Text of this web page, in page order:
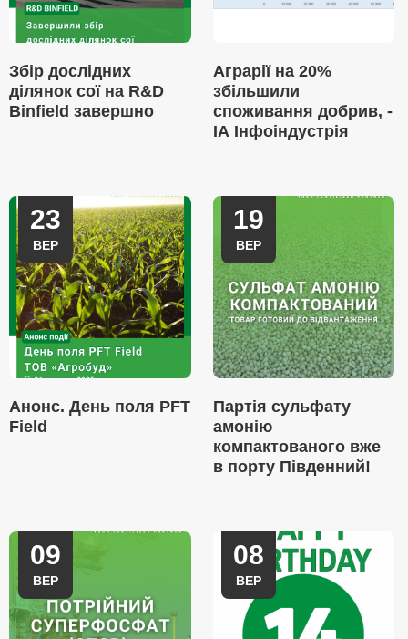
Збір дослідних
ділянок сої на R&D
Binfield завершно
Аграрії на 20%
збільшили
споживання добрив, -
ІА Інфоіндустрія
23
ВЕР
Анонс. День поля PFT
Field
19
ВЕР
Партія сульфату
амонію
компактованого вже
в порту Південний!
09
ВЕР
08
ВЕР